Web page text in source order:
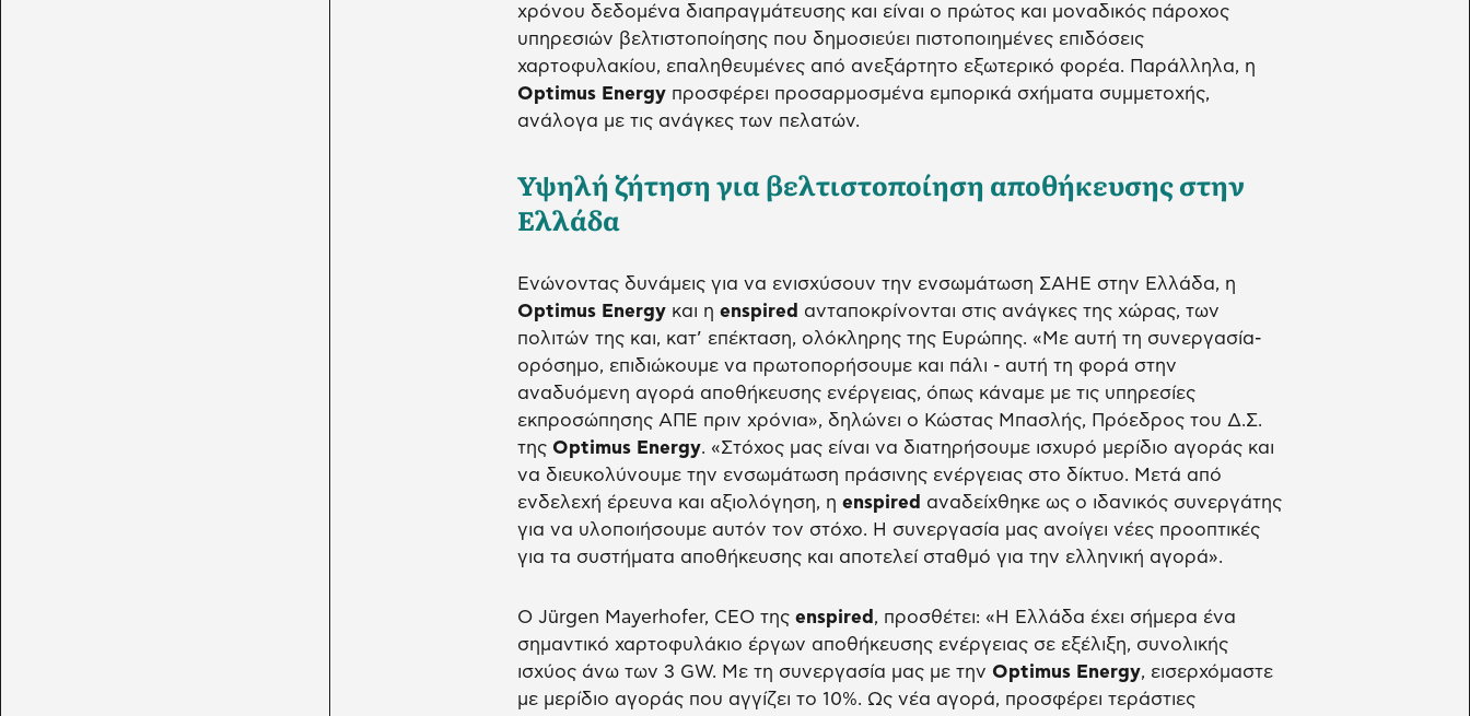
χρόνου δεδομένα διαπραγμάτευσης και είναι ο πρώτος και μοναδικός πάροχος
υπηρεσιών βελτιστοποίησης που δημοσιεύει πιστοποιημένες επιδόσεις
χαρτοφυλακίου, επαληθευμένες από ανεξάρτητο εξωτερικό φορέα. Παράλληλα, η
Optimus Energyπροσφέρει προσαρμοσμένα εμπορικά σχήματα συμμετοχής,
ανάλογα με τις ανάγκες των πελατών.
Υψηλή ζήτηση για βελτιστοποίηση αποθήκευσης στην
Ελλάδα
Ενώνοντας δυνάμεις για να ενισχύσουν την ενσωμάτωση ΣΑΗΕ στην Ελλάδα, η
Optimus Energyκαι η enspired ανταποκρίνονται στις ανάγκες της χώρας, των
πολιτών της και, κατ’ επέκταση, ολόκληρης της Ευρώπης. «Με αυτή τη συνεργασία-
ορόσημο, επιδιώκουμε να πρωτοπορήσουμε και πάλι - αυτή τη φορά στην
αναδυόμενη αγορά αποθήκευσης ενέργειας, όπως κάναμε με τις υπηρεσίες
εκπροσώπησης ΑΠΕ πριν χρόνια», δηλώνει ο Κώστας Μπασλής, Πρόεδρος του Δ.Σ.
της Optimus Energy. «Στόχος μας είναι να διατηρήσουμε ισχυρό μερίδιο αγοράς και
να διευκολύνουμε την ενσωμάτωση πράσινης ενέργειας στο δίκτυο. Μετά από
ενδελεχή έρευνα και αξιολόγηση, η enspired αναδείχθηκε ως ο ιδανικός συνεργάτης
για να υλοποιήσουμε αυτόν τον στόχο. Η συνεργασία μας ανοίγει νέες προοπτικές
για τα συστήματα αποθήκευσης και αποτελεί σταθμό για την ελληνική αγορά».
Ο Jürgen Mayerhofer, CEO της enspired , προσθέτει: «Η Ελλάδα έχει σήμερα ένα
σημαντικό χαρτοφυλάκιο έργων αποθήκευσης ενέργειας σε εξέλιξη, συνολικής
ισχύος άνω των 3 GW. Με τη συνεργασία μας με την Optimus Energy, εισερχόμαστε
με μερίδιο αγοράς που αγγίζει το 10%. Ως νέα αγορά, προσφέρει τεράστιες